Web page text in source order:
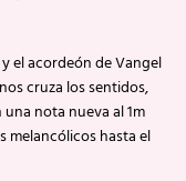
el acordeón de Vangel
cruza los sentidos,
nota nueva al 1m
melancólicos hasta el